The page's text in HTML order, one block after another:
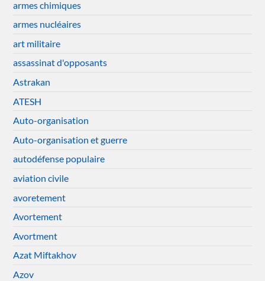
armes chimiques
armes nucléaires
art militaire
assassinat d'opposants
Astrakan
ATESH
Auto-organisation
Auto-organisation et guerre
autodéfense populaire
aviation civile
avoretement
Avortement
Avortment
Azat Miftakhov
Azov